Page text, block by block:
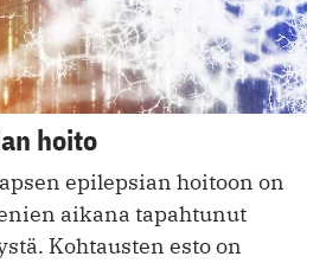
hoito
epilepsian hoitoon on
aikana tapahtunut
Kohtausten esto on